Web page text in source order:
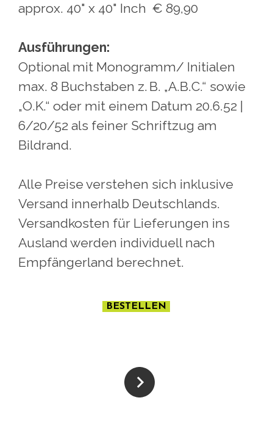
approx. 40" x 40" Inch € 89,90
Ausführungen:
Optional mit Monogramm/ Initialen
max. 8 Buchstaben z. B. „A.B.C.“ sowie
„O.K.“ oder mit einem Datum 20.6.52 |
6/20/52 als feiner Schriftzug am
Bildrand.
Alle Preise verstehen sich inklusive
Versand innerhalb Deutschlands.
Versandkosten für Lieferungen ins
Ausland werden individuell nach
Empfängerland berechnet.
BESTELLEN